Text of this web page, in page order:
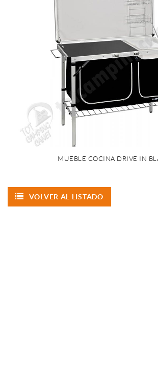
MUEBLE COCINA DRIVE IN
VOLVER AL LISTADO